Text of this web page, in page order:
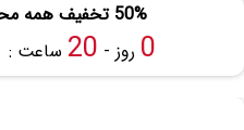
50% تخفیف همه محصولات ویژه تابستان
0 روز - 20 ساعت :